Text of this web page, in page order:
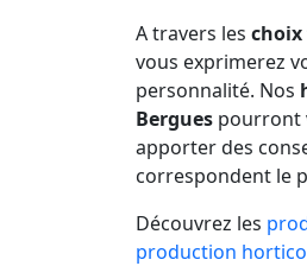
A travers les
vous exprimerez
personnalité. Nos
Bergues pourront
apporter des
correspondent le
Découvrez les
production